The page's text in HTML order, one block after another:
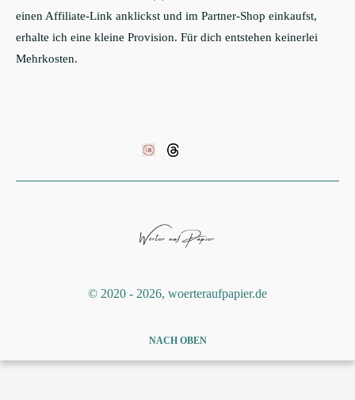
einen Affiliate-Link anklickst und im Partner-Shop einkaufst,
erhalte ich eine kleine Provision. Für dich entstehen keinerlei
Mehrkosten.
©️ 2020 - 2026, woerteraufpapier.de
NACH OBEN